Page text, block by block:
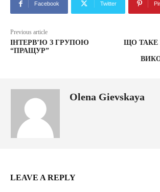
Facebook Twitter
Previous article
ІНТЕРВ’Ю З ГРУПОЮ
“ПРАЩУР”
ЩО ТАКЕ
Olena Gievskaya
LEAVE A REPLY